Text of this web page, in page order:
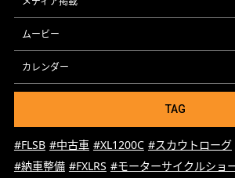
ムービー
カレンダー
TAG
#FLSB #中古車 #XL1200C #スカウトローグ
#納車整備 #FXLRS #モーターサイクルショ